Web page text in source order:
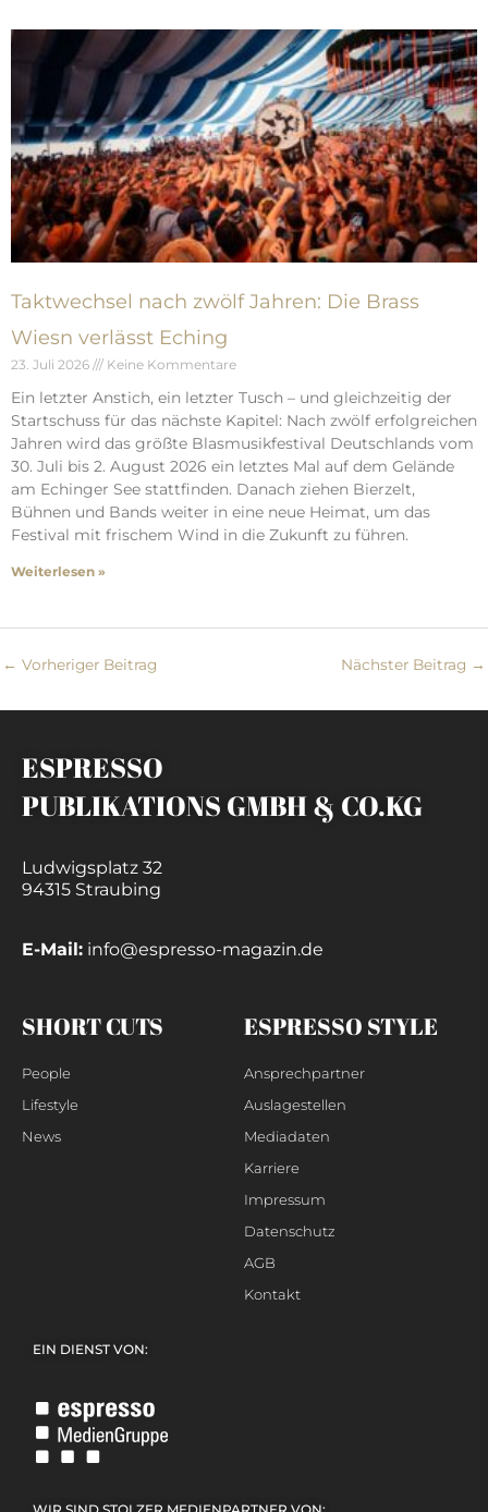
Taktwechsel nach zwölf Jahren: Die Brass
Wiesn verlässt Eching
23. Juli 2026 Keine Kommentare
Ein letzter Anstich, ein letzter Tusch – und gleichzeitig der
Startschuss für das nächste Kapitel: Nach zwölf erfolgreichen
Jahren wird das größte Blasmusikfestival Deutschlands vom
30. Juli bis 2. August 2026 ein letztes Mal auf dem Gelände
am Echinger See stattfinden. Danach ziehen Bierzelt,
Bühnen und Bands weiter in eine neue Heimat, um das
Festival mit frischem Wind in die Zukunft zu führen.
Weiterlesen »
← Vorheriger Beitrag Nächster Beitrag →
ESPRESSO
PUBLIKATIONS GMBH & CO.KG
Ludwigsplatz 32
94315 Straubing
E-Mail: info@espresso-magazin.de
SHORT CUTS
People
Lifestyle
News
ESPRESSO STYLE
Ansprechpartner
Auslagestellen
Mediadaten
Karriere
Impressum
Datenschutz
AGB
Kontakt
EIN DIENST VON: